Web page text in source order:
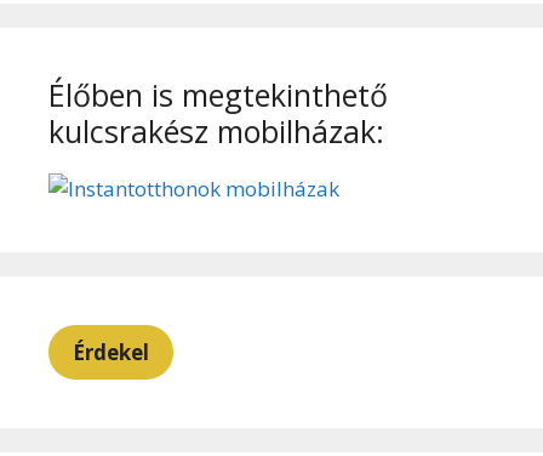
Élőben is megtekinthető
kulcsrakész mobilházak:
Érdekel